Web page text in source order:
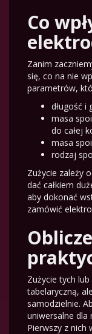
Co
Zanim
się, co na nie
parametrów,
długość i
masa
do całej
masa
rodzaj
Zużycie zależy
dać całkiem
aby dokonać
zamówić
Zużycie tych
tabelaryczną,
samodzielnie.
uniwersalne dla
Pierwszy z nich